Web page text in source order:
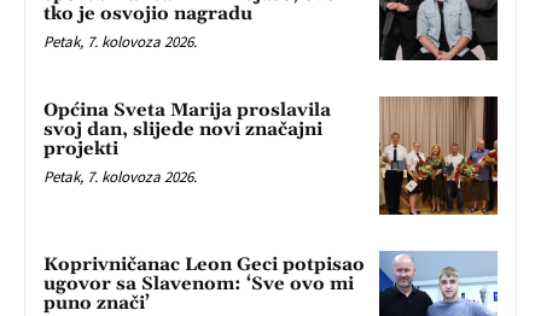
tko je osvojio nagradu
Petak, 7. kolovoza 2026.
Općina Sveta Marija proslavila
svoj dan, slijede novi značajni
projekti
Petak, 7. kolovoza 2026.
Koprivničanac Leon Geci potpisao
ugovor sa Slavenom: ‘Sve ovo mi
puno znači’